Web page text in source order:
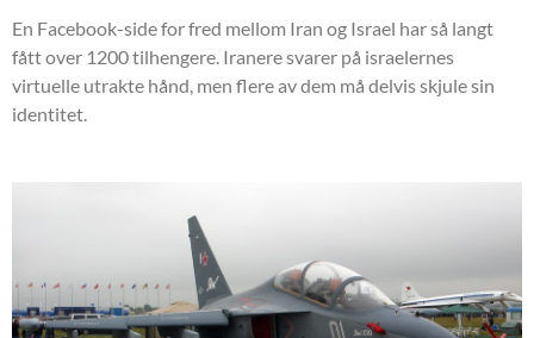
En Facebook-side for fred mellom Iran og Israel har så langt
fått over 1200 tilhengere. Iranere svarer på israelernes
virtuelle utrakte hånd, men flere av dem må delvis skjule sin
identitet.